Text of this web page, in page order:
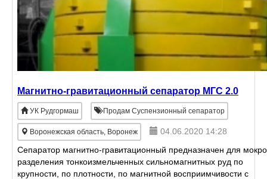
Магнитно-гравитационный сепаратор МГС 2.0
УК Рудгормаш Продам Суспензионный сепаратор
Воронежская область, Воронеж
04.06.2020 14:28
Сепаратор магнитно-гравитационный предназначен для
разделения тонкоизмельченных сильномагнитных руд по
крупности, по плотности, по магнитной восприимчивости с